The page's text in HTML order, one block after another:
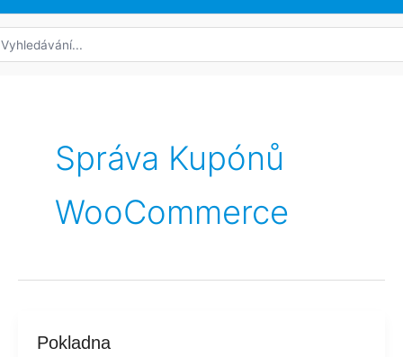
Správa Kupónů
WooCommerce
Pokladna
Pokladna